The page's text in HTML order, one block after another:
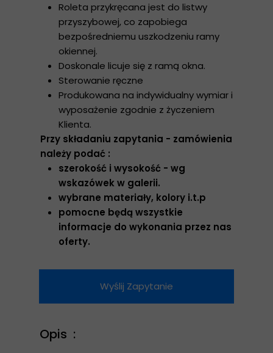
Wyślij Zapytanie
Roleta przykręcana jest do listwy
przyszybowej, co zapobiega
bezpośredniemu uszkodzeniu ramy
okiennej.
Doskonale licuje się z ramą okna.
Sterowanie ręczne
Produkowana na indywidualny wymiar i
wyposażenie zgodnie z życzeniem
Klienta.
Przy składaniu zapytania - zamówienia
należy podać :
szerokość i wysokość - wg
wskazówek w galerii.
wybrane materiały, kolory i.t.p
pomocne będą wszystkie
informacje do wykonania przez nas
oferty.
Opis :